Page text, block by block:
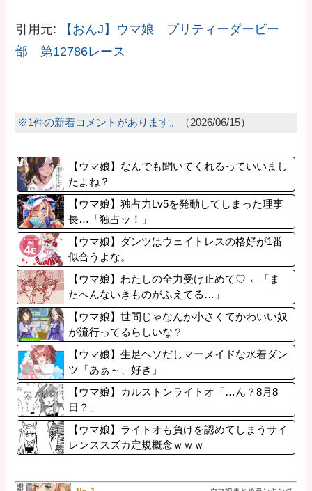
引用元:
【おんJ】ウマ娘 プリティーダービー
部 第12786レース
※1件の新着コメントがあります。 （2026/06/15）
【ウマ娘】なんでも聞いてくれるっていいまし
たよね？
【ウマ娘】独占力Lv5を発動してしまった理事
長…「独占ッ！」
【ウマ娘】ダンツはウェイトレスの格好が1番
似合うよな。
【ウマ娘】わたしの全力受け止めて♡ ←「ま
たへんないきものがふえてる…」
【ウマ娘】世間じゃなんか小さくてかわいい奴
が流行ってるらしいな？
【ウマ娘】生足ヘソだしマーメイドな水着ダン
ツ「あぁ～、好き」
【ウマ娘】カルストンライトオ「…ん？8月8
日？」
【ウマ娘】ライトオも負けを認めてしまうサイ
レンススズカ定規概念ｗｗｗ